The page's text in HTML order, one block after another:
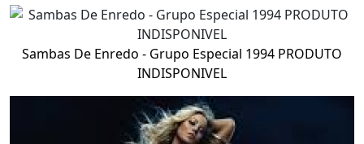
Sambas De Enredo - Grupo Especial 1994 PRODUTO
INDISPONIVEL